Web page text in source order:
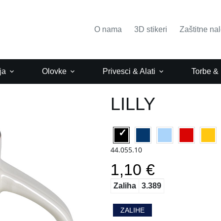
O nama
3D stikeri Zaštitne
Olovke Privesci & Alati Torbe &
LILLY
44.055.10
1,10 €
Zaliha 3.389
ZALIHE